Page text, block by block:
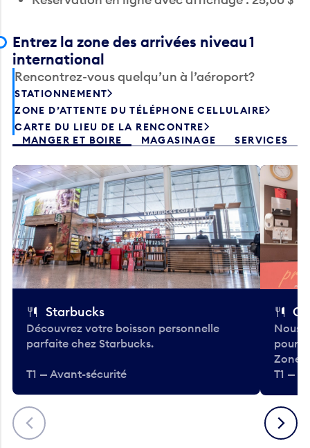
Entrez la zone des arrivées niveau 1
international
Rencontrez-vous quelqu’un à l’aéroport?
STATIONNEMENT
ZONE D’ATTENTE DU TÉLÉPHONE CELLULAIRE
CARTE DU LIEU DE LA RENCONTRE
MANGER ET BOIRE
MAGASINAGE SERVICES
Précédent
Starbucks
Découvrez votre boisson personnelle
parfaite chez Starbucks.
T1 — Avant-sécurité
Nous
pour
Zone.
T1 —
Suivant